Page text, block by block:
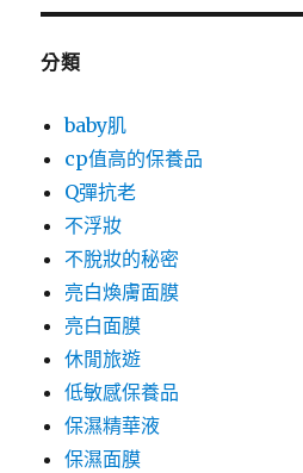
分類
baby肌
cp值高的保養品
Q彈抗老
不浮妝
不脫妝的秘密
亮白煥膚面膜
亮白面膜
休閒旅遊
低敏感保養品
保濕精華液
保濕面膜